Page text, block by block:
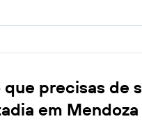
que precisas de
em Mendoza